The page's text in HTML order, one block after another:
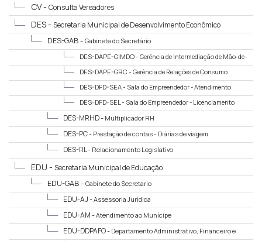
CV - Consulta Vereadores
DES - Secretaria Municipal de Desenvolvimento Econômico
DES-GAB - Gabinete do Secretário
DES-DAPE-GIMDO - Gerência de Intermediação de Mão-de-
DES-DAPE-GRC - Gerência de Relações de Consumo
DES-DFD-SEA - Sala do Empreendedor - Atendimento
DES-DFD-SEL - Sala do Empreendedor - Licenciamento
DES-MRHD - Multiplicador RH
DES-PC - Prestação de contas - Diárias de viagem
DES-RL - Relacionamento Legislativo
EDU - Secretaria Municipal de Educação
EDU-GAB - Gabinete do Secretario
EDU-AJ -Assessoria Jurídica
EDU-AM -Atendimento ao Munícipe
EDU-DDPAFO - Departamento Administrativo, Financeiro e